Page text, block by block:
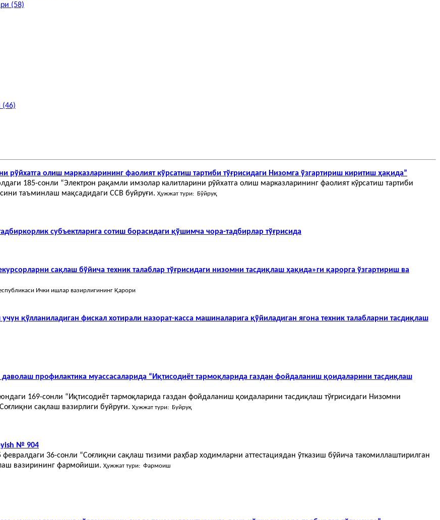
(58)
(46)
рўйхатга олиш марказларининг фаолият кўрсатиш тартиби тўғрисидаги Низомга ўзгартириш киритиш ҳақида”
185-сонли “Электрон рақамли имзолар калитларини рўйхатга олиш марказларининг фаолият кўрсатиш тартиби
таъминлаш мақсадидаги ССВ буйруғи. Ҳужжат тури: Бўйруқ
субъектларига сотиш борасидаги қўшимча чора-тадбирлар тўғрисида
сақлаш бўйича техник талаблар тўғрисидаги низомни тасдиқлаш ҳақида»ги қарорга ўзгартириш ва
Ички ишлар вазирлигининг Қарори
қўлланиладиган фискал хотирали назорат-касса машиналарига қўйиладиган ягона техник талабларни тасдиқлаш
профилактика муассасаларида “Иқтисодиёт тармоқларида газдан фойдаланиш қоидаларини тасдиқлаш
169-сонли “Иқтисодиёт тармоқларида газдан фойдаланиш қоидаларини тасдиқлаш тўғрисидаги Низомни
сақлаш вазирлиги буйруғи. Ҳужжат тури: Буйруқ
№ 904
36-сонли “Соғлиқни сақлаш тизими раҳбар ходимларни аттестациядан ўтказиш бўйича такомиллаштирилган
вазирининг фармойиши. Ҳужжат тури: Фармоиш